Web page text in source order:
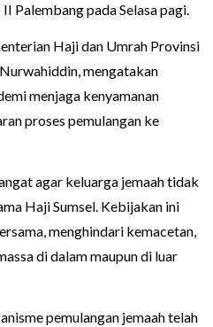
Palembang pada Selasa pagi.
Haji dan Umrah Provinsi
mengatakan
menjaga kenyamanan
proses pemulangan ke
agar keluarga jemaah tidak
Haji Sumsel. Kebijakan ini
menghindari kemacetan,
di dalam maupun di luar
pemulangan jemaah telah